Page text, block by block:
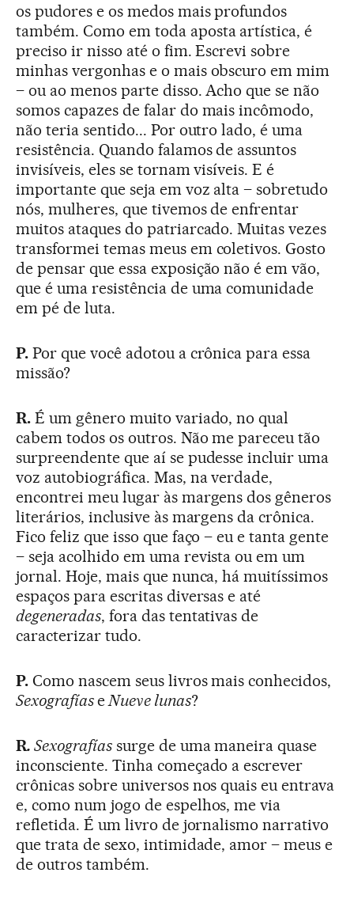
os pudores e os medos mais profundos
também. Como em toda aposta artística, é
preciso ir nisso até o fim. Escrevi sobre
minhas vergonhas e o mais obscuro em mim
– ou ao menos parte disso. Acho que se não
somos capazes de falar do mais incômodo,
não teria sentido... Por outro lado, é uma
resistência. Quando falamos de assuntos
invisíveis, eles se tornam visíveis. E é
importante que seja em voz alta – sobretudo
nós, mulheres, que tivemos de enfrentar
muitos ataques do patriarcado. Muitas vezes
transformei temas meus em coletivos. Gosto
de pensar que essa exposição não é em vão,
que é uma resistência de uma comunidade
em pé de luta.
P.Por que você adotou a crônica para essa
missão?
R. É um gênero muito variado, no qual
cabem todos os outros. Não me pareceu tão
surpreendente que aí se pudesse incluir uma
voz autobiográfica. Mas, na verdade,
encontrei meu lugar às margens dos gêneros
literários, inclusive às margens da crônica.
Fico feliz que isso que faço – eu e tanta gente
– seja acolhido em uma revista ou em um
jornal. Hoje, mais que nunca, há muitíssimos
espaços para escritas diversas e até
degeneradas, fora das tentativas de
caracterizar tudo.
P.Como nascem seus livros mais conhecidos,
SexografíaseNueve lunas?
R. Sexografíassurge de uma maneira quase
inconsciente. Tinha começado a escrever
crônicas sobre universos nos quais eu entrava
e, como num jogo de espelhos, me via
refletida. É um livro de jornalismo narrativo
que trata de sexo, intimidade, amor – meus e
de outros também.